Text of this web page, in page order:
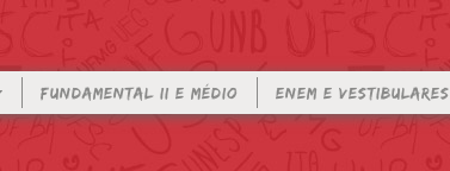
FUNDAMENTAL II E MÉDIO ENEM E VESTIBULARES